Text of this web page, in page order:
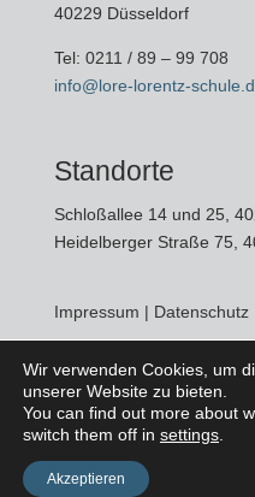
40229 Düsseldorf
Tel: 0211 / 89 – 99 708
info@lore-lorentz-
Standorte
Schloßallee 14 und 25,
Heidelberger Straße 75,
Impressum | Datenschutz
Social Media
Wir verwenden Cookies, um
unserer Website zu bieten.
You can find out more about
switch them off in settings
Akzeptieren